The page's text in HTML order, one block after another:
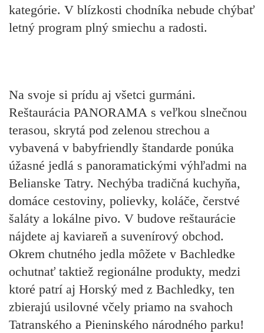
kategórie. V blízkosti chodníka nebude chýbať
letný program plný smiechu a radosti.
Na svoje si prídu aj všetci gurmáni.
Reštaurácia PANORAMA s veľkou slnečnou
terasou, skrytá pod zelenou strechou a
vybavená v babyfriendly štandarde ponúka
úžasné jedlá s panoramatickými výhľadmi na
Belianske Tatry. Nechýba tradičná kuchyňa,
domáce cestoviny, polievky, koláče, čerstvé
šaláty a lokálne pivo. V budove reštaurácie
nájdete aj kaviareň a suvenírový obchod.
Okrem chutného jedla môžete v Bachledke
ochutnať taktiež regionálne produkty, medzi
ktoré patrí aj Horský med z Bachledky, ten
zbierajú usilovné včely priamo na svahoch
Tatranského a Pieninského národného parku!